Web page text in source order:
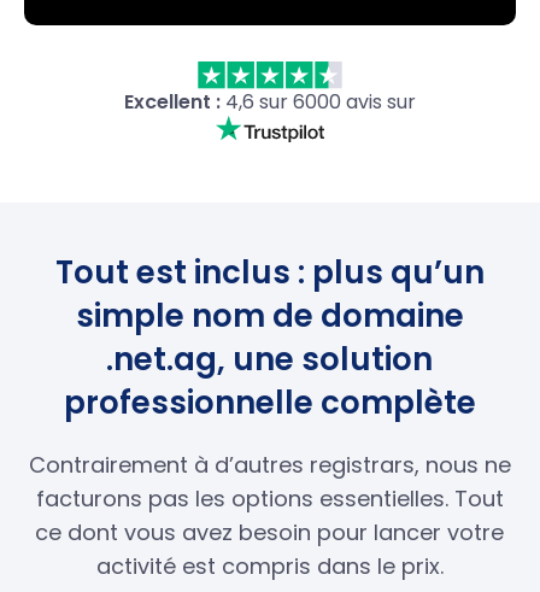
Excellent :4,6 sur 6000 avis sur
Tout est inclus : plus qu’un
simple nom de domaine
.net.ag, une solution
professionnelle complète
Contrairement à d’autres registrars, nous ne
facturons pas les options essentielles. Tout
ce dont vous avez besoin pour lancer votre
activité est compris dans le prix.